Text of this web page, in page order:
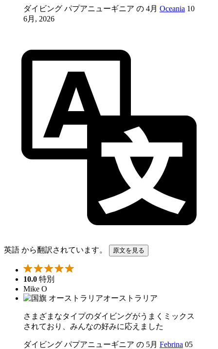
ダイビング パプアニューギニア の 4月 Oceania 10
6月, 2026
英語 から翻訳されています。 原文を見る
10.0 特別
Mike O
オーストラリア
さまざまなタイプのダイビングがうまくミックス
されており、みんなの好みに応えました
ダイビング パプアニューギニア の 5月 Febrina 05